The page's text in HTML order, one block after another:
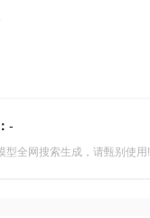
-
型全网搜索生成，请甄别使用!